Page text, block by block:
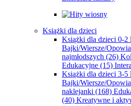
Książki dla dzieci
Książki dla dzieci 0-2
Bajki/Wiersze/
najmłodszych (26)
Edukacyjne (15)
Książki dla dzieci 3-5
Bajki/Wiersze/
naklejanki (168)
(40) Kreatywne i